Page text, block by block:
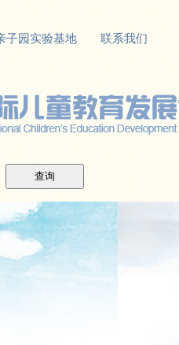
子园实验基地 联系我们